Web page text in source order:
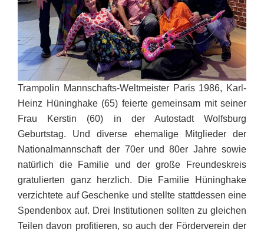
Trampolin Mannschafts-Weltmeister Paris 1986, Karl-
Heinz Hüninghake (65) feierte gemeinsam mit seiner
Frau Kerstin (60) in der Autostadt Wolfsburg
Geburtstag. Und diverse ehemalige Mitglieder der
Nationalmannschaft der 70er und 80er Jahre sowie
natürlich die Familie und der große Freundeskreis
gratulierten ganz herzlich. Die Familie Hüninghake
verzichtete auf Geschenke und stellte stattdessen eine
Spendenbox auf. Drei Institutionen sollten zu gleichen
Teilen davon profitieren, so auch der Förderverein der